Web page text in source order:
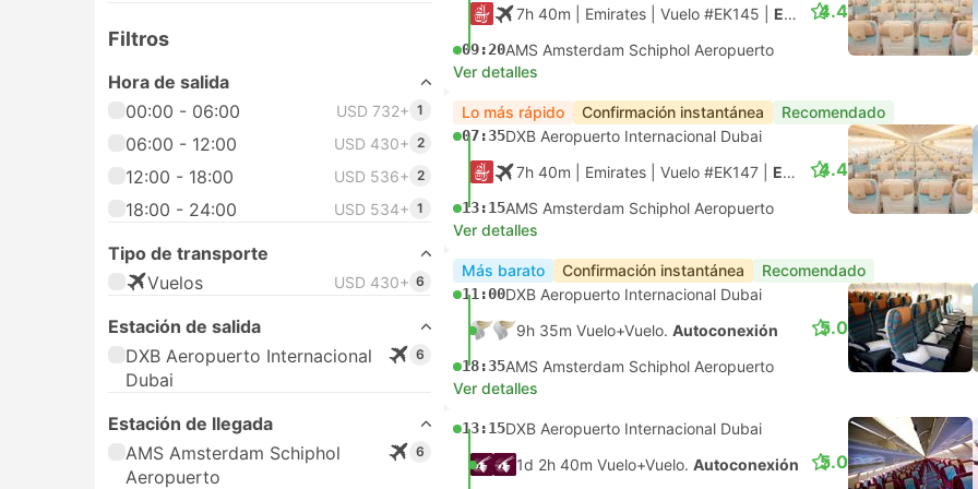
Filtros
Hora de salida
00:00 - 06:00
USD 732+ 1
06:00 - 12:00 USD 430+ 2
12:00 - 18:00 USD 536+ 2
18:00 - 24:00 USD 534+ 1
Tipo de transporte
Vuelos
USD 430+ 6
Estación de salida
DXB Aeropuerto Internacional
Dubai
6
Estación de llegada
AMS Amsterdam Schiphol
Aeropuerto
6
7h 40m | Emirates Vuelo #EK145 Económica
09:20AMS Amsterdam Schiphol Aeropuerto
4.4
Ver detalles
Lo más rápido Confirmación instantánea Recomendado
07:35DXB Aeropuerto Internacional Dubai
7h 40m | Emirates Vuelo #EK147 Económica
13:15AMS Amsterdam Schiphol Aeropuerto
4.4
Ver detalles
Más barato Confirmación instantánea Recomendado
11:00DXB Aeropuerto Internacional Dubai
9h 35m Vuelo+Vuelo. Autoconexión
18:35AMS Amsterdam Schiphol Aeropuerto
5.0
Ver detalles
13:15DXB Aeropuerto Internacional Dubai
1d 2h 40m Vuelo+Vuelo. Autoconexión 5.0